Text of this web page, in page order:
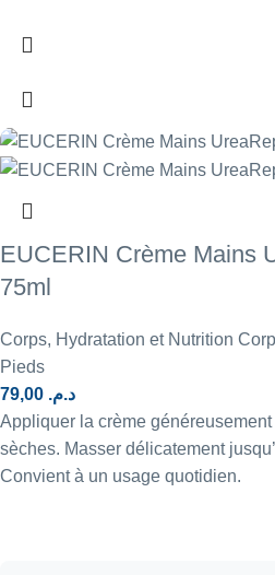
EUCERIN Crème Mains
75ml
Corps, Hydratation et Nutrition
Pieds
د.م.
Appliquer la crème
sèches. Masser délicatement
Convient à un usage quotidien.